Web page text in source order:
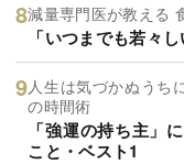
減量専門医が教える
「いつまでも若々
人生は気づかぬうち
の時間術
「強運の持ち主」
こと・ベスト1